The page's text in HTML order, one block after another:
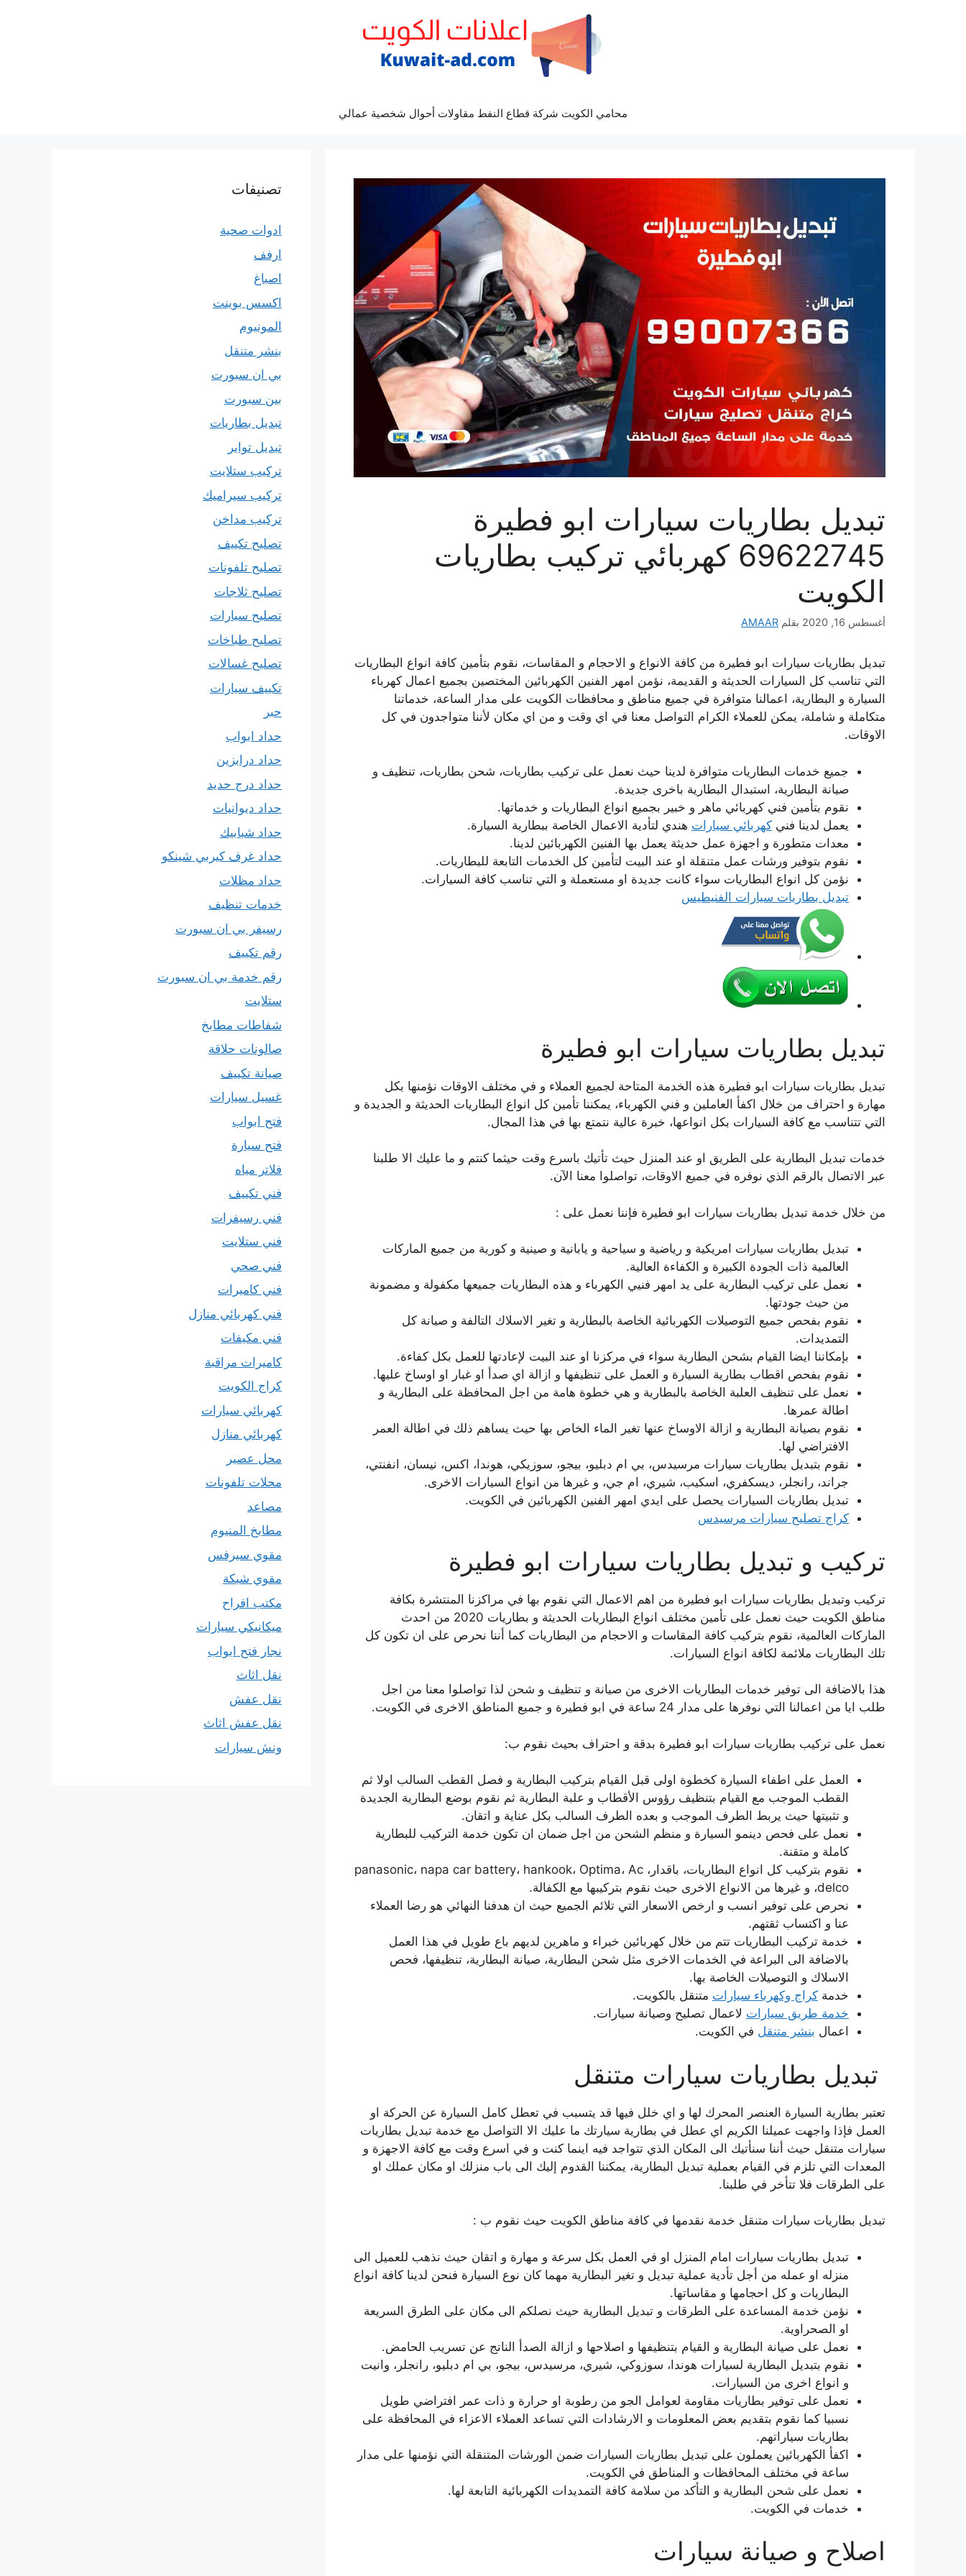
محامي الكويت شركة قطاع النفط مقاولات أحوال شخصية عمالي
تبديل بطاريات سيارات ابو فطيرة
69622745 كهربائي تركيب بطاريات
الكويت
أغسطس 16, 2020 بقلم AMAAR
تبديل بطاريات سيارات ابو فطيرة من كافة الانواع و الاحجام و المقاسات، نقوم بتأمين كافة انواع البطاريات
التي تناسب كل السيارات الحديثة و القديمة، نؤمن امهر الفنين الكهربائين المختصين بجميع اعمال كهرباء
السيارة و البطارية، اعمالنا متوافرة في جميع مناطق و محافظات الكويت على مدار الساعة، خدماتنا
متكاملة و شاملة، يمكن للعملاء الكرام التواصل معنا في اي وقت و من اي مكان لأننا متواجدون في كل
الاوقات.
جميع خدمات البطاريات متوافرة لدينا حيث نعمل على تركيب بطاريات، شحن بطاريات، تنظيف و
صيانة البطارية، استبدال البطارية باخرى جديدة.
نقوم بتأمين فني كهربائي ماهر و خبير بجميع انواع البطاريات و خدماتها.
يعمل لدينا فني كهربائي سيارات هندي لتأدية الاعمال الخاصة ببطارية السيارة.
معدات متطورة و اجهزة عمل حديثة يعمل بها الفنين الكهربائين لدينا.
نقوم بتوفير ورشات عمل متنقلة او عند البيت لتأمين كل الخدمات التابعة للبطاريات.
نؤمن كل انواع البطاريات سواء كانت جديدة او مستعملة و التي تناسب كافة السيارات.
تبديل بطاريات سيارات الفنيطيس
تبديل بطاريات سيارات ابو فطيرة
تبديل بطاريات سيارات ابو فطيرة هذه الخدمة المتاحة لجميع العملاء و في مختلف الاوقات نؤمنها بكل
مهارة و احتراف من خلال اكفأ العاملين و فني الكهرباء، يمكننا تأمين كل انواع البطاريات الحديثة و الجديدة و
التي تتناسب مع كافة السيارات بكل انواعها، خبرة عالية نتمتع بها في هذا المجال.
خدمات تبديل البطارية على الطريق او عند المنزل حيث تأتيك باسرع وقت حيثما كنتم و ما عليك الا طلبنا
عبر الاتصال بالرقم الذي نوفره في جميع الاوقات، تواصلوا معنا الآن.
من خلال خدمة تبديل بطاريات سيارات ابو فطيرة فإننا نعمل على :
تبديل بطاريات سيارات امريكية و رياضية و سياحية و يابانية و صينية و كورية من جميع الماركات
العالمية ذات الجودة الكبيرة و الكفاءة العالية.
نعمل على تركيب البطارية على يد امهر فنيي الكهرباء و هذه البطاريات جميعها مكفولة و مضمونة
من حيث جودتها.
نقوم بفحص جميع التوصيلات الكهربائية الخاصة بالبطارية و تغير الاسلاك التالفة و صيانة كل
التمديدات.
بإمكاننا ايضا القيام بشحن البطارية سواء في مركزنا او عند البيت لإعادتها للعمل بكل كفاءة.
نقوم بفحص اقطاب بطارية السيارة و العمل على تنظيفها و ازالة اي صدأ او غبار او اوساخ عليها.
نعمل على تنظيف العلبة الخاصة بالبطارية و هي خطوة هامة من اجل المحافظة على البطارية و
اطالة عمرها.
نقوم بصيانة البطارية و ازالة الاوساخ عنها تغير الماء الخاص بها حيث يساهم ذلك في اطالة العمر
الافتراضي لها.
نقوم بتبديل بطاريات سيارات مرسيدس، بي ام دبليو، بيجو، سوزيكي، هوندا، اكس، نيسان، انفنتي،
جراند، رانجلر، ديسكفري، اسكيب، شيري، ام جي، و غيرها من انواع السيارات الاخرى.
تبديل بطاريات السيارات يحصل على ايدي امهر الفنين الكهربائين في الكويت.
كراج تصليح سيارات مرسيدس
تركيب و تبديل بطاريات سيارات ابو فطيرة
تركيب وتبديل بطاريات سيارات ابو فطيرة من اهم الاعمال التي نقوم بها في مراكزنا المنتشرة بكافة
مناطق الكويت حيث نعمل على تأمين مختلف انواع البطاريات الحديثة و بطاريات 2020 من احدث
الماركات العالمية، نقوم بتركيب كافة المقاسات و الاحجام من البطاريات كما أننا نحرص على ان تكون كل
تلك البطاريات ملائمة لكافة انواع السيارات.
هذا بالاضافة الى توفير خدمات البطاريات الاخرى من صيانة و تنظيف و شحن لذا تواصلوا معنا من اجل
طلب ايا من اعمالنا التي نوفرها على مدار 24 ساعة في ابو فطيرة و جميع المناطق الاخرى في الكويت.
نعمل على تركيب بطاريات سيارات ابو فطيرة بدقة و احتراف بحيث نقوم ب:
العمل على اطفاء السيارة كخطوة اولى قبل القيام بتركيب البطارية و فصل القطب السالب اولا ثم
القطب الموجب مع القيام بتنظيف رؤوس الأقطاب و علبة البطارية ثم نقوم بوضع البطارية الجديدة
و تثبيتها حيث يربط الطرف الموجب و بعده الطرف السالب بكل عناية و اتقان.
نعمل على فحص دينمو السيارة و منظم الشحن من اجل ضمان ان تكون خدمة التركيب للبطارية
كاملة و متقنة.
نقوم بتركيب كل انواع البطاريات، باقدار، panasonic، napa car battery، hankook، Optima، Ac
delco، و غيرها من الانواع الاخرى حيث نقوم بتركيبها مع الكفالة.
نحرص على توفير انسب و ارخص الاسعار التي تلائم الجميع حيث ان هدفنا النهائي هو رضا العملاء
عنا و اكتساب ثقتهم.
خدمة تركيب البطاريات تتم من خلال كهربائين خبراء و ماهرين لديهم باع طويل في هذا العمل
بالاضافة الى البراعة في الخدمات الاخرى مثل شحن البطارية، صيانة البطارية، تنظيفها، فحص
الاسلاك و التوصيلات الخاصة بها.
خدمة كراج وكهرباء سيارات متنقل بالكويت.
خدمة طريق سيارات لاعمال تصليح وصيانة سيارات.
اعمال بنشر متنقل في الكويت.
تبديل بطاريات سيارات متنقل
تعتبر بطارية السيارة العنصر المحرك لها و اي خلل فيها قد يتسبب في تعطل كامل السيارة عن الحركة او
العمل فإذا واجهت عميلنا الكريم اي عطل في بطارية سيارتك ما عليك الا التواصل مع خدمة تبديل بطاريات
سيارات متنقل حيث أننا سنأتيك الى المكان الذي تتواجد فيه اينما كنت و في اسرع وقت مع كافة الاجهزة و
المعدات التي تلزم في القيام بعملية تبديل البطارية، يمكننا القدوم إليك الى باب منزلك او مكان عملك او
على الطرقات فلا تتأخر في طلبنا.
تبديل بطاريات سيارات متنقل خدمة نقدمها في كافة مناطق الكويت حيث نقوم ب :
تبديل بطاريات سيارات امام المنزل او في العمل بكل سرعة و مهارة و اتقان حيث نذهب للعميل الى
منزله او عمله من أجل تأدية عملية تبديل و تغير البطارية مهما كان نوع السيارة فنحن لدينا كافة انواع
البطاريات و كل احجامها و مقاساتها.
نؤمن خدمة المساعدة على الطرقات و تبديل البطارية حيث نصلكم الى مكان على الطرق السريعة
او الصحراوية.
نعمل على صيانة البطارية و القيام بتنظيفها و اصلاحها و ازالة الصدأ الناتج عن تسريب الحامض.
نقوم بتبديل البطارية لسيارات هوندا، سوزوكي، شيري، مرسيدس، بيجو، بي ام دبليو، رانجلر، وانيت
و انواع اخرى من السيارات.
نعمل على توفير بطاريات مقاومة لعوامل الجو من رطوبة او حرارة و ذات عمر افتراضي طويل
نسبيا كما نقوم بتقديم بعض المعلومات و الارشادات التي تساعد العملاء الاعزاء في المحافظة على
بطاريات سياراتهم.
اكفأ الكهربائين يعملون على تبديل بطاريات السيارات ضمن الورشات المتنقلة التي نؤمنها على مدار
ساعة في مختلف المحافظات و المناطق في الكويت.
نعمل على شحن البطارية و التأكد من سلامة كافة التمديدات الكهربائية التابعة لها.
خدمات في الكويت.
اصلاح و صيانة سيارات
تصنيفات
ادوات صحية
ارفف
اصباغ
اكسس بوينت
المونيوم
بنشر متنقل
بي ان سبورت
بين سبورت
تبديل بطاريات
تبديل تواير
تركيب ستلايت
تركيب سيراميك
تركيب مداخن
تصليح تكييف
تصليح تلفونات
تصليح ثلاجات
تصليح سيارات
تصليح طباخات
تصليح غسالات
تكييف سيارات
حبر
حداد ابواب
حداد درابزين
حداد درج حديد
حداد ديوانيات
حداد شبابيك
حداد غرف كيربي شينكو
حداد مظلات
خدمات تنظيف
رسيفر بي ان سبورت
رقم تكييف
رقم خدمة بي ان سبورت
ستلايت
شفاطات مطابخ
صالونات حلاقة
صيانة تكييف
غسيل سيارات
فتح ابواب
فتح سيارة
فلاتر مياه
فني تكييف
فني رسيفرات
فني ستلايت
فني صحي
فني كاميرات
فني كهربائي منازل
فني مكيفات
كاميرات مراقبة
كراج الكويت
كهربائي سيارات
كهربائي منازل
محل عصير
محلات تلفونات
مصاعد
مطابخ المنيوم
مقوي سيرفس
مقوي شبكة
مكتب افراح
ميكانيكي سيارات
نجار فتح ابواب
نقل اثاث
نقل عفش
نقل عفش اثاث
ونش سيارات